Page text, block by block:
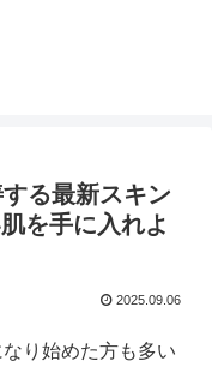
る最新スキン
を手に入れよ
2025.09.06
り始めた方も多い